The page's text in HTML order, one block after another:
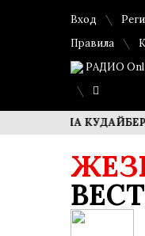
Вход
Правила
РАДИО
КУДАЙБЕРГЕНА